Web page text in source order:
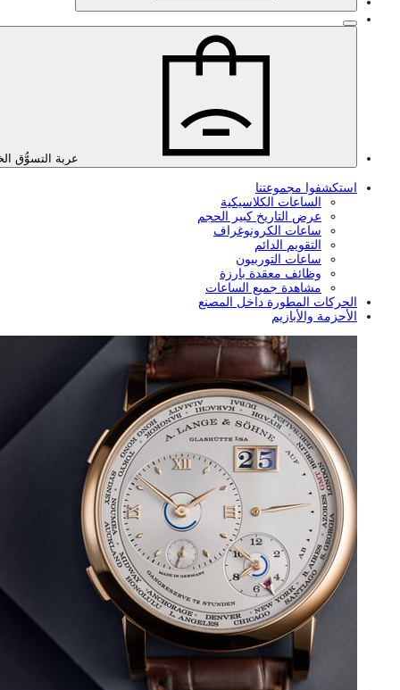
عربة التسوُّق
استكشفوا مجموعتنا
الساعات الكلاسيكية
عرض التاريخ كبير الحجم
ساعات الكرونوغراف
التقويم الدائم
ساعات التوربيون
وظائف معقدة بارزة
مشاهدة جميع الساعات
الحركات المطورة داخل المصنع
الأحزمة والأبازيم